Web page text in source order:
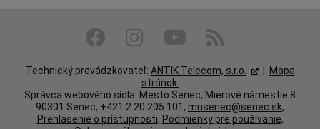
Technický prevádzkovateľ: ANTIK Telecom, s.r.o. |
Mapa
stránok
Správca webového sídla: Mesto Senec, Mierové námestie 8
90301 Senec, +421 2 20 205 101, musenec@senec.sk,
Prehlásenie o prístupnosti, Podmienky pre používanie,